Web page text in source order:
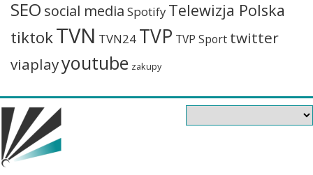
SEO social media Spotify Telewizja Polska
tiktokTVN TVN24 TVP TVP Sport twitter
viaplayyoutube zakupy